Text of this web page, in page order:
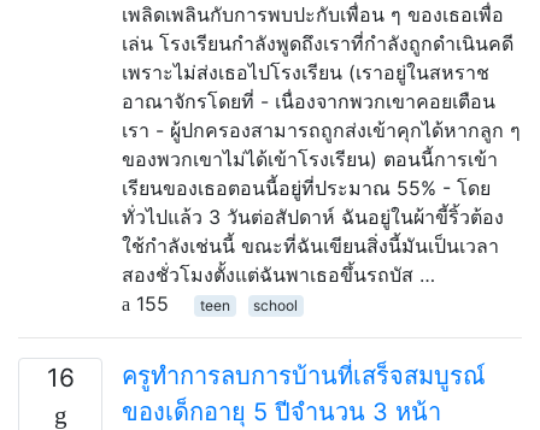
เพลิดเพลินกับการพบปะกับเพื่อน ๆ ของเธอเพื่อ
เล่น โรงเรียนกำลังพูดถึงเราที่กำลังถูกดำเนินคดี
เพราะไม่ส่งเธอไปโรงเรียน (เราอยู่ในสหราช
อาณาจักรโดยที่ - เนื่องจากพวกเขาคอยเตือน
เรา - ผู้ปกครองสามารถถูกส่งเข้าคุกได้หากลูก ๆ
ของพวกเขาไม่ได้เข้าโรงเรียน) ตอนนี้การเข้า
เรียนของเธอตอนนี้อยู่ที่ประมาณ 55% - โดย
ทั่วไปแล้ว 3 วันต่อสัปดาห์ ฉันอยู่ในผ้าขี้ริ้วต้อง
ใช้กำลังเช่นนี้ ขณะที่ฉันเขียนสิ่งนี้มันเป็นเวลา
สองชั่วโมงตั้งแต่ฉันพาเธอขึ้นรถบัส …
155
teen school
16
ครูทำการลบการบ้านที่เสร็จสมบูรณ์
ของเด็กอายุ 5 ปีจำนวน 3 หน้า